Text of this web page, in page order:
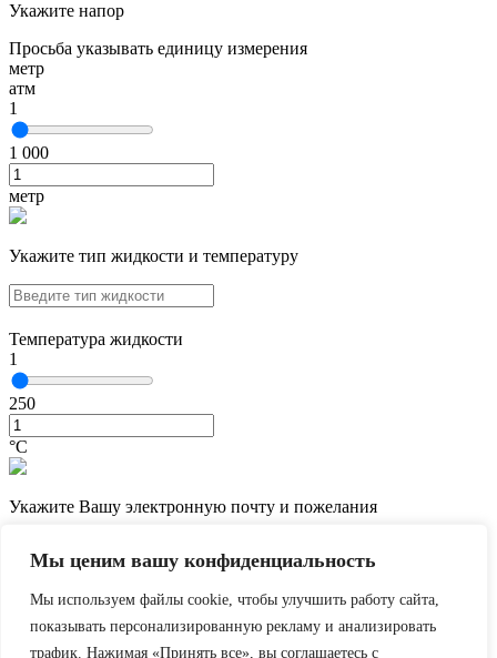
Мы ценим вашу конфиденциальность
Мы используем файлы cookie, чтобы улучшить работу сайта,
показывать персонализированную рекламу и анализировать
трафик. Нажимая «Принять все», вы соглашаетесь с
Укажите напор
Просьба указывать единицу измерения
метр
атм
1
1 000
метр
Укажите тип жидкости и температуру
Температура жидкости
1
250
°С
Укажите Вашу электронную почту и пожелания